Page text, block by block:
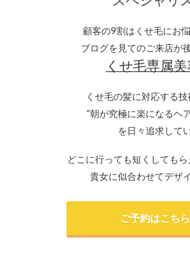
顧客の9割はくせ毛にお
ブログを見てのご来店が
くせ毛専属
くせ毛の髪に対応する
“朝が究極に楽になるヘ
を日々追求して
どこに行っても短くしても
貴女に似合わせてデザ
ご予約はこち